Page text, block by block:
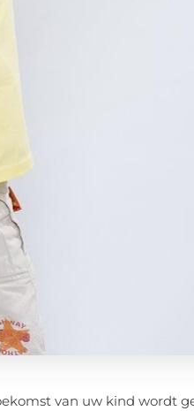
van uw kind wordt